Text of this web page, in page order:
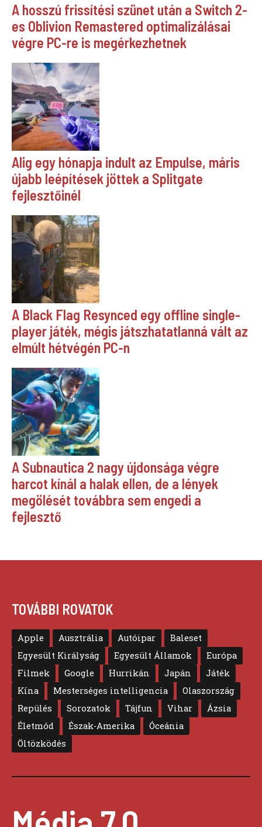
A hosszú frissítési szünet után a Switch 2-
es Oblivion Remastered optimalizálásai
végre PC-re is megérkezhetnek
Alig egy hónapja indult az Empulse, máris
újabb leépítések jöttek a Splitgate
fejlesztőinél
A Black Flag Resynced egy offline single-
player játék, mégis játszhatatlanná vált az
elmúlt hétvégén PC-n
A Subnautica 2 nagy újdonsága végre
harcot kínál a halak ellen, de a lények
megölését továbbra sem engedi a
fejlesztő
TOVÁBBI ROVATOK
Apple Ausztrália Autóipar
Baleset
Egyesült Királyság
Egyesült Államok
Európa
Filmek
Google Hurrikán Japán
Játék
Kína
Mesterséges intelligencia
Olaszország
Repülés
Sorozatok Tájfun Vihar
Ázsia
Életmód
Észak-Amerika
Óceánia
Öltözködés